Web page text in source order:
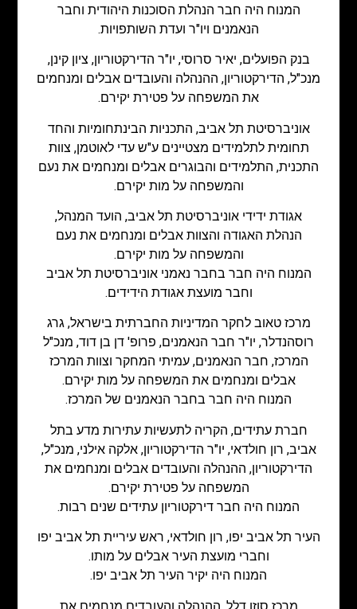
המנוח היה חבר הנהלת הסוכנות היהודית וחבר
הנאמנים ויו"ר ועדת השותפויות.
בנק הפועלים, יאיר סרוסי, יו"ר הדירקטוריון, ציון קינן,
מנכ"ל, הדירקטוריון, ההנהלה והעובדים אבלים ומנחמים
את המשפחה על פטירת יקירם.
אוניברסיטת תל אביב, התכניות הבינתחומיות והחד
תחומית לתלמידים מצטיינים ע"ש עדי לאוטמן, צוות
התכנית, התלמידים והבוגרים אבלים ומנחמים את נעם
והמשפחה על מות יקירם.
אגודת ידידי אוניברסיטת תל אביב, הועד המנהל,
הנהלת האגודה והצוות אבלים ומנחמים את נעם
והמשפחה על מות יקירם.
המנוח היה חבר בחבר נאמני אוניברסיטת תל אביב
וחבר מועצת אגודת הידידים.
מרכז טאוב לחקר המדיניות החברתית בישראל, גרג
רוסהנדלר, יו"ר חבר הנאמנים, פרופ' דן בן דוד, מנכ"ל
המרכז, חבר הנאמנים, עמיתי המחקר וצוות המרכז
אבלים ומנחמים את המשפחה על מות יקירם.
המנוח היה חבר בחבר הנאמנים של המרכז.
חברת עתידים, הקריה לתעשיות עתירות מדע בתל
אביב, רון חולדאי, יו"ר הדירקטוריון, אלקה אילני, מנכ"ל,
הדירקטוריון, ההנהלה והעובדים אבלים ומנחמים את
המשפחה על פטירת יקירם.
המנוח היה חבר דירקטוריון עתידים שנים רבות.
העיר תל אביב יפו, רון חולדאי, ראש עיריית תל אביב יפו
וחברי מועצת העיר אבלים על מותו.
המנוח היה יקיר העיר תל אביב יפו.
מרכז סוזן דלל, ההנהלה והעובדים מנחמים את